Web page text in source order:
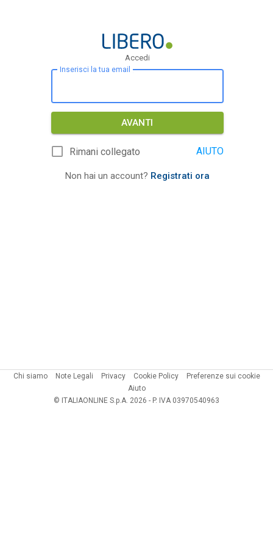
Accedi
Inserisci la tua email
AVANTI
Rimani collegato AIUTO
Non hai un account? Registrati ora
Chi siamo Note Legali Privacy Cookie Policy
Preferenze sui cookie
Aiuto
© ITALIAONLINE S.p.A. 2026 - P. IVA 03970540963